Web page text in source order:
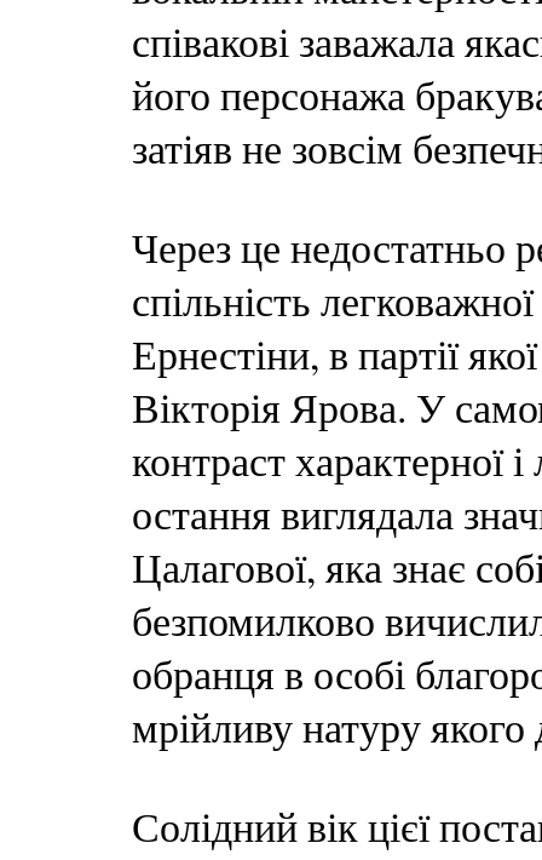
співакові заважала
його персонажа
затіяв не зовсім
Через це недостатньо
спільність
Ернестіни, в партії
Вікторія Ярова. У
контраст характерної
остання виглядала
Цалагової, яка знає
безпомилково
обранця в особі
мрійливу натуру
Солідний вік цієї